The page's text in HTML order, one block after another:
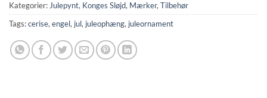
Kategorier:Julepynt, Konges Sløjd, Mærker,Tilbehør
Tags:cerise,engel, jul, juleophæng, juleornament